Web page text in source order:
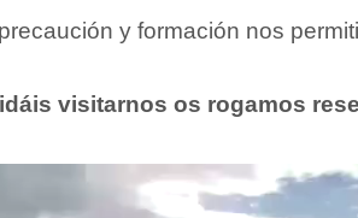
y formación nos
visitarnos os rogamos